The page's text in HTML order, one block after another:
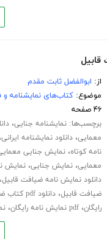
از: ابوالفضل ثابت مقدم
موضوع:کتاب‌های نمایشنامه و
۴۶ صفحه
برچسب‌ها:نمایشنامه جنایی،
معمایی،دانلود نمایشنامه ایرانی
نامه کوتاه،نمایش جنایی
معمایی،نمایش جنایی،نمایش
دانلود نمایش نامه ضیافت قابیل
ضیافت قابیل،دانلود pdf کتاب ضیافت قابیل
رایگان،pdf نمایش نامه رایگان ،